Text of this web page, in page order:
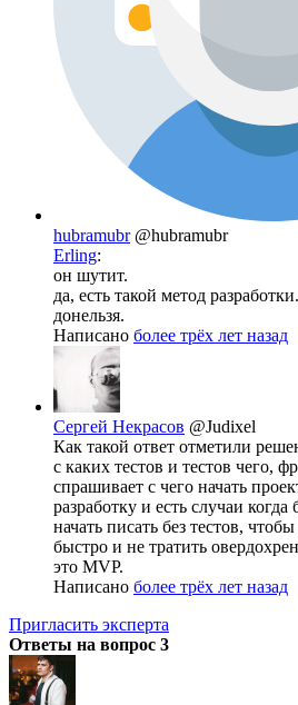
hubramubr @hubramubr
Erling:
он шутит.
да, есть такой метод
донельзя.
Написано более трёх лет назад
Сергей Некрасов @Judixel
Как такой ответ отметили
с каких тестов и тестов чего,
спрашивает с чего начать
разработку и есть случаи когда
начать писать без тестов,
быстро и не тратить
это MVP.
Написано более трёх лет назад
Пригласить эксперта
Ответы на вопрос 3